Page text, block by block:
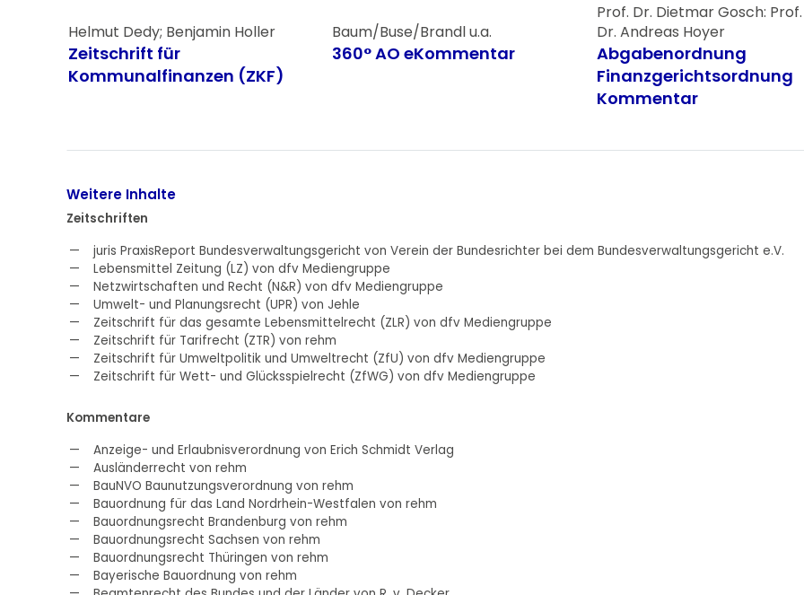
Helmut Dedy; Benjamin Holler
Zeitschrift für
Kommunalfinanzen (ZKF)
Baum/Buse/Brandl u.a.
360° AO eKommentar
Prof. Dr. Dietmar Gosch: Prof.
Dr. Andreas Hoyer
Abgabenordnung
Finanzgerichtsordnung
Kommentar
Weitere Inhalte
Zeitschriften
juris PraxisReport Bundesverwaltungsgericht von Verein der Bundesrichter bei dem Bundesverwaltungsgericht e.V.
Lebensmittel Zeitung (LZ) von dfv Mediengruppe
Netzwirtschaften und Recht (N&R) von dfv Mediengruppe
Umwelt- und Planungsrecht (UPR) von Jehle
Zeitschrift für das gesamte Lebensmittelrecht (ZLR) von dfv Mediengruppe
Zeitschrift für Tarifrecht (ZTR) von rehm
Zeitschrift für Umweltpolitik und Umweltrecht (ZfU) von dfv Mediengruppe
Zeitschrift für Wett- und Glücksspielrecht (ZfWG) von dfv Mediengruppe
Kommentare
Anzeige- und Erlaubnisverordnung von Erich Schmidt Verlag
Ausländerrecht von rehm
BauNVO Baunutzungsverordnung von rehm
Bauordnung für das Land Nordrhein-Westfalen von rehm
Bauordnungsrecht Brandenburg von rehm
Bauordnungsrecht Sachsen von rehm
Bauordnungsrecht Thüringen von rehm
Bayerische Bauordnung von rehm